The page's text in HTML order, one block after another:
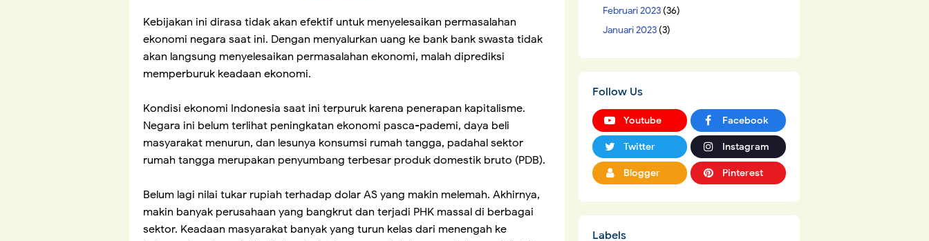
Kebijakan ini dirasa tidak akan efektif untuk menyelesaikan permasalahan
ekonomi negara saat ini. Dengan menyalurkan uang ke bank bank swasta tidak
akan langsung menyelesaikan permasalahan ekonomi, malah diprediksi
memperburuk keadaan ekonomi.
Kondisi ekonomi Indonesia saat ini terpuruk karena penerapan kapitalisme.
Negara ini belum terlihat peningkatan ekonomi pasca-pademi, daya beli
masyarakat menurun, dan lesunya konsumsi rumah tangga, padahal sektor
rumah tangga merupakan penyumbang terbesar produk domestik bruto (PDB).
Belum lagi nilai tukar rupiah terhadap dolar AS yang makin melemah. Akhirnya,
makin banyak perusahaan yang bangkrut dan terjadi PHK massal di berbagai
sektor. Keadaan masyarakat banyak yang turun kelas dari menengah ke
Februari 2023(36)
Januari 2023(3)
Follow Us
Youtube Facebook
Twitter Instagram
Blogger Pinterest
Labels